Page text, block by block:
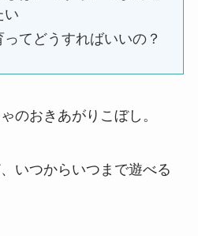
い
てどうすればいいの？
のおきあがりこぼし。
いつからいつまで遊べる